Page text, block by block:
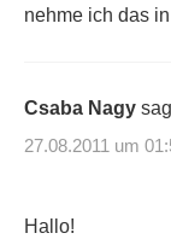
nehme ich das
Csaba Nagy
27.08.2011 um
Hallo!